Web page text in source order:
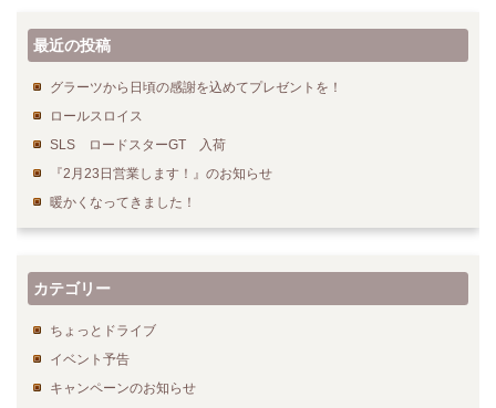
最近の投稿
グラーツから日頃の感謝を込めてプレゼントを！
ロールスロイス
SLS ロードスターGT 入荷
『2月23日営業します！』のお知らせ
暖かくなってきました！
カテゴリー
ちょっとドライブ
イベント予告
キャンペーンのお知らせ